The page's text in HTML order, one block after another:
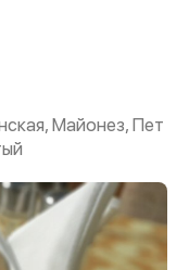
Майонез, Пет